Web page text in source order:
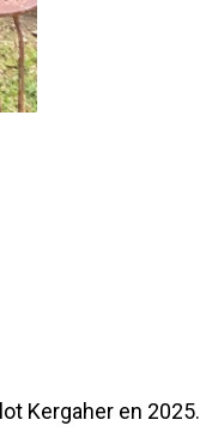
Kergaher en 2025.